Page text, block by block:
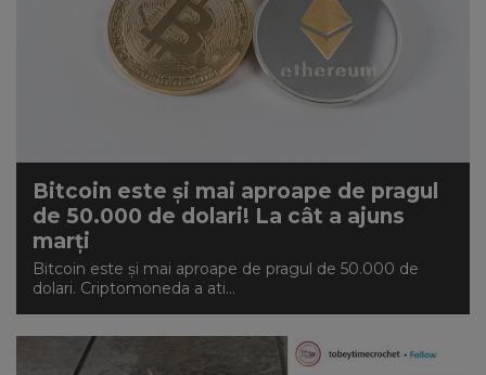
Bitcoin este și mai aproape de pragul
de 50.000 de dolari! La cât a ajuns
marți
Bitcoin este și mai aproape de pragul de 50.000 de
dolari. Criptomoneda a ati...